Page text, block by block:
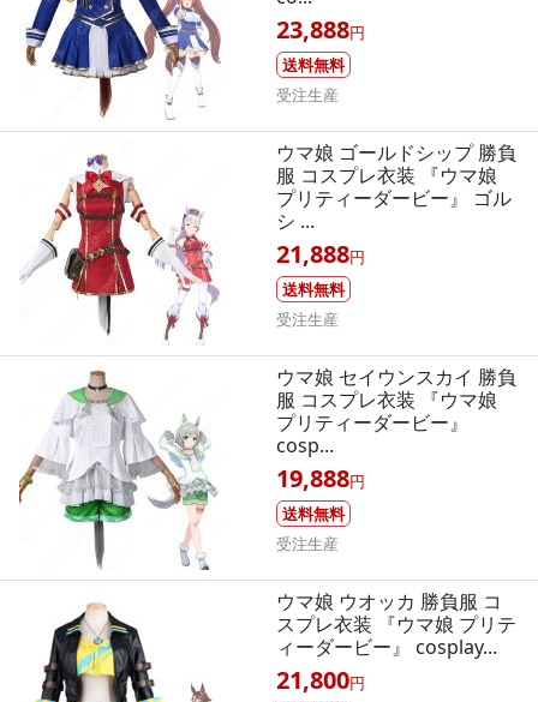
23,888円
送料無料
受注生産
ウマ娘 ゴールドシップ 勝負
服 コスプレ衣装 『ウマ娘
プリティーダービー』 ゴル
シ ...
21,888円
送料無料
受注生産
ウマ娘 セイウンスカイ 勝負
服 コスプレ衣装 『ウマ娘
プリティーダービー』
cosp...
19,888円
送料無料
受注生産
ウマ娘 ウオッカ 勝負服 コ
スプレ衣装 『ウマ娘 プリテ
ィーダービー』 cosplay...
21,800円